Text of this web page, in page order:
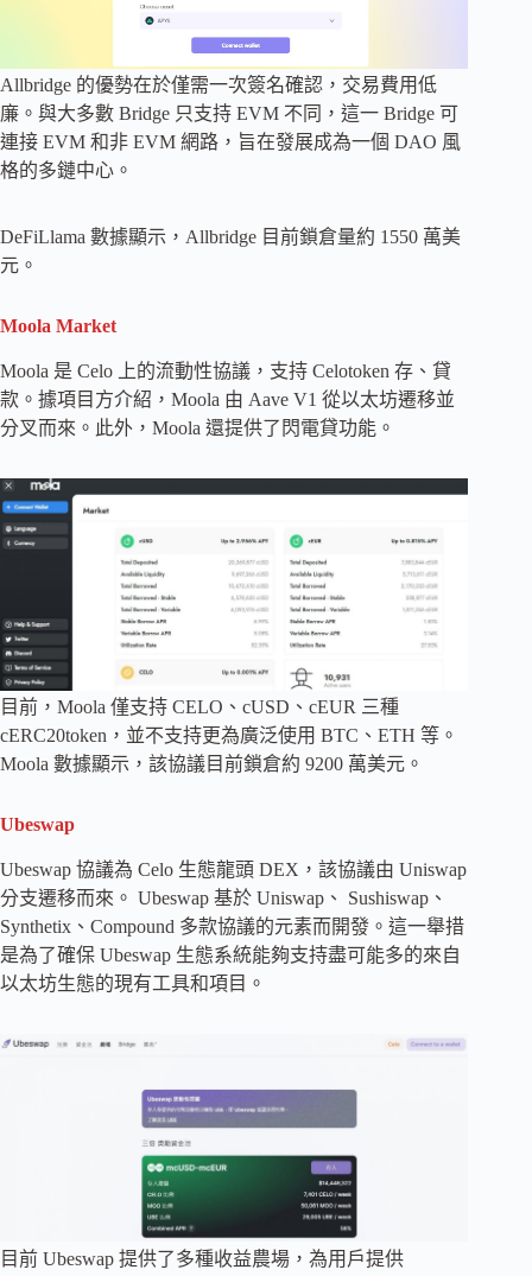
Allbridge 的優勢在於僅需一次簽名確認，交易費用低
廉。與大多數 Bridge 只支持 EVM 不同，這一 Bridge 可
連接 EVM 和非 EVM 網路，旨在發展成為一個 DAO 風
格的多鏈中心。
DeFiLlama 數據顯示，Allbridge 目前鎖倉量約 1550 萬美
元。
Moola Market
Moola 是 Celo 上的流動性協議，支持 Celotoken 存、貸
款。據項目方介紹，Moola 由 Aave V1 從以太坊遷移並
分叉而來。此外，Moola 還提供了閃電貸功能。
目前，Moola 僅支持 CELO、cUSD、cEUR 三種
cERC20token，並不支持更為廣泛使用 BTC、ETH 等。
Moola 數據顯示，該協議目前鎖倉約 9200 萬美元。
Ubeswap
Ubeswap 協議為 Celo 生態龍頭 DEX，該協議由 Uniswap
分支遷移而來。 Ubeswap 基於 Uniswap、 Sushiswap、
Synthetix、Compound 多款協議的元素而開發。這一舉措
是為了確保 Ubeswap 生態系統能夠支持盡可能多的來自
以太坊生態的現有工具和項目。
目前 Ubeswap 提供了多種收益農場，為用戶提供